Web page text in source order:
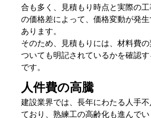
合も多く、見積もり時点と実際の
の価格差によって、価格変動が発
あります。
そのため、見積もりには、材料費
ついても明記されているかを確認
です。
人件費の高騰
建設業界では、長年にわたる人手
ており、熟練工の高齢化も進んでい